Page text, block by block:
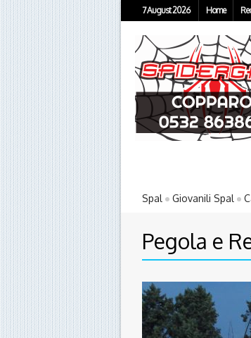
7 August 2026 Home
Spal Giovanili Spal
Pegola e